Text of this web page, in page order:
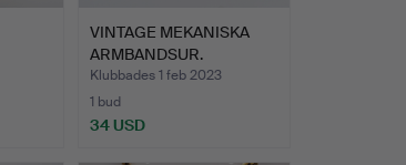
VINTAGE MEKANISKA
ARMBANDSUR.
Klubbades 1 feb 2023
1 bud
34 USD